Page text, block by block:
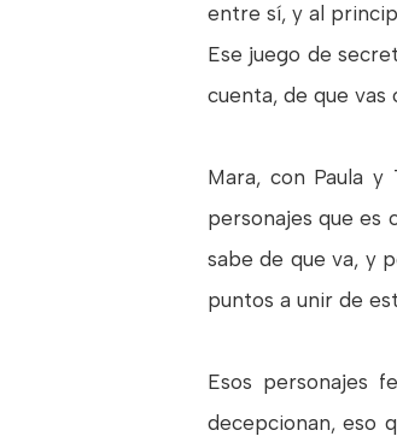
entre sí, y al
Ese juego de
cuenta, de que vas
Mara, con Paula
personajes que es
sabe de que va, y
puntos a unir de
Esos personajes
decepcionan, eso